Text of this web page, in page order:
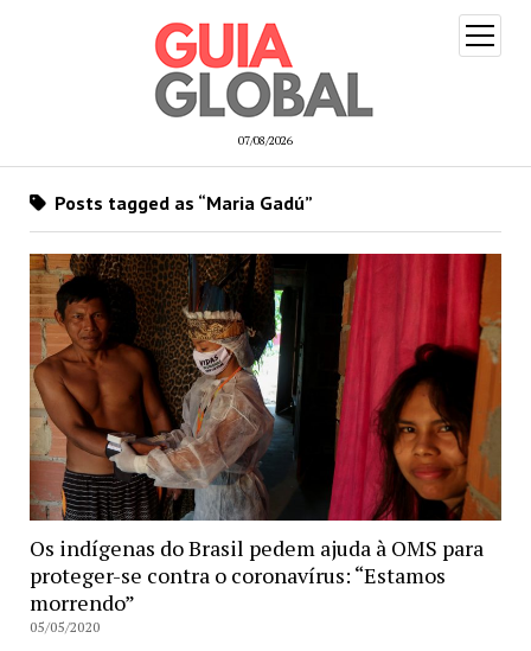
07/08/2026
open
menu
Posts tagged as “Maria Gadú”
Os indígenas do Brasil pedem ajuda à OMS para
proteger-se contra o coronavírus: “Estamos
morrendo”
05/05/2020